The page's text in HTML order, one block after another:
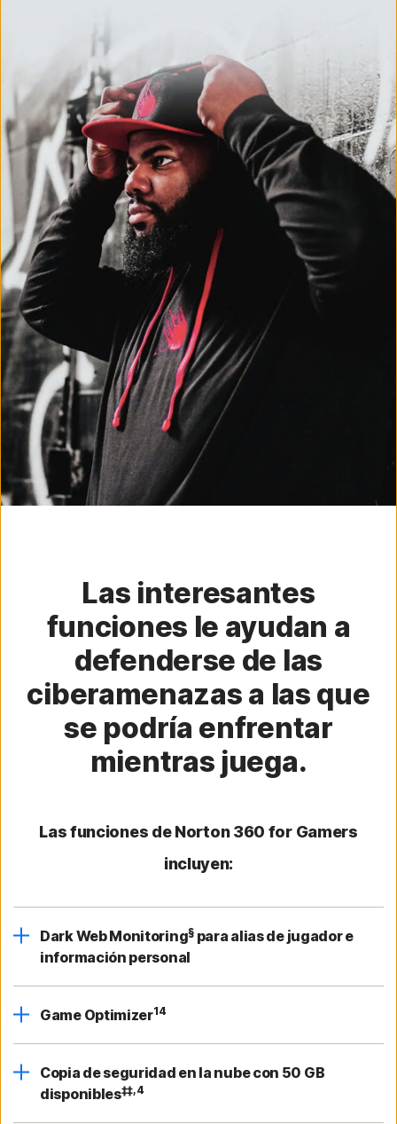
Las interesantes
funciones le ayudan a
defenderse de las
ciberamenazas a las que
se podría enfrentar
mientras juega.
Las funciones de Norton 360 for Gamers
incluyen:
Dark Web Monitoring§ para alias de jugador e
información personal
Game Optimizer14
Copia de seguridad en la nube con 50 GB
disponibles‡‡,4